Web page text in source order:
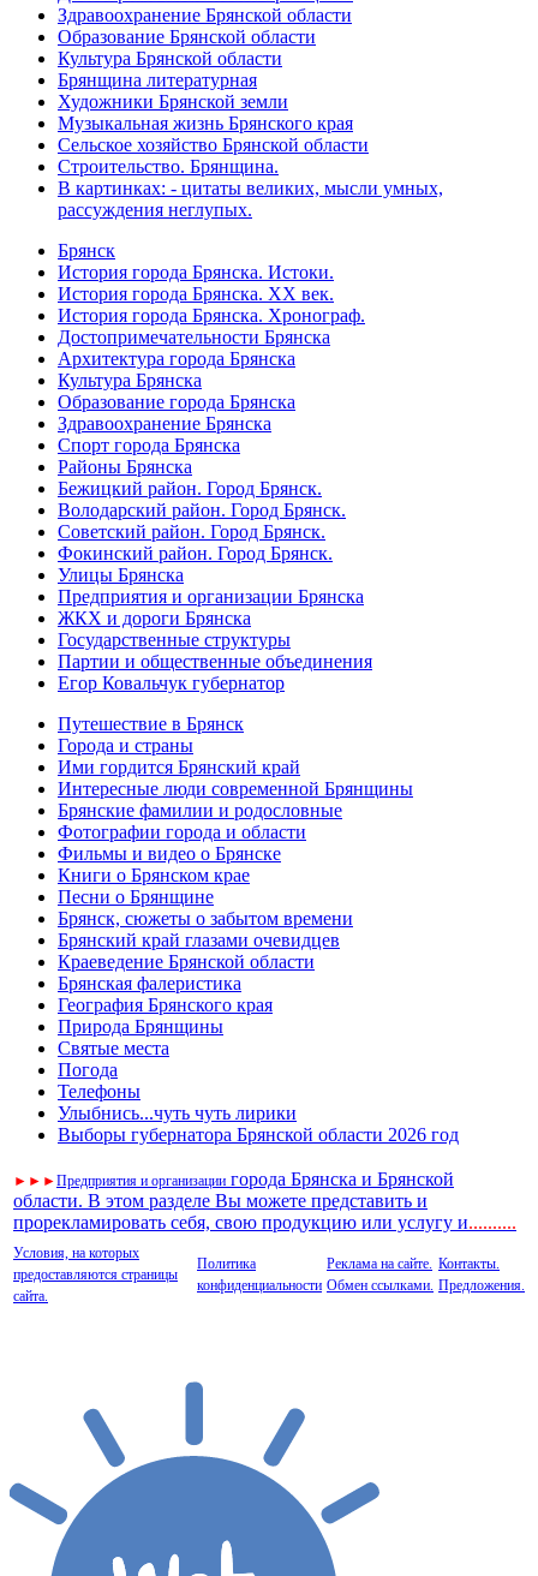
Здравоохранение Брянской области
Образование Брянской области
Культура Брянской области
Брянщина литературная
Художники Брянской земли
Музыкальная жизнь Брянского края
Сельское хозяйство Брянской области
Строительство. Брянщина.
В картинках: - цитаты великих, мысли умных,
рассуждения неглупых.
Брянск
История города Брянска. Истоки.
История города Брянска. XX век.
История города Брянска. Хронограф.
Достопримечательности Брянска
Архитектура города Брянска
Культура Брянска
Образование города Брянска
Здравоохранение Брянска
Спорт города Брянска
Районы Брянска
Бежицкий район. Город Брянск.
Володарский район. Город Брянск.
Советский район. Город Брянск.
Фокинский район. Город Брянск.
Улицы Брянска
Предприятия и организации Брянска
ЖКХ и дороги Брянска
Государственные структуры
Партии и общественные объединения
Егор Ковальчук губернатор
Путешествие в Брянск
Города и страны
Ими гордится Брянский край
Интересные люди современной Брянщины
Брянские фамилии и родословные
Фотографии города и области
Фильмы и видео о Брянске
Книги о Брянском крае
Песни о Брянщине
Брянск, сюжеты о забытом времени
Брянский край глазами очевидцев
Краеведение Брянской области
Брянская фалеристика
География Брянского края
Природа Брянщины
Святые места
Погода
Телефоны
Улыбнись...чуть чуть лирики
Выборы губернатора Брянской области 2026 год
► ► ►Предприятия и организации города Брянска и Брянской
области. В этом разделе Вы можете представить и
прорекламировать себя, свою продукцию или услугу и..........
Условия, на которых
предоставляются страницы
сайта.
Политика
конфиденциальности
Реклама на сайте.
Обмен ссылками.
Контакты.
Предложения.